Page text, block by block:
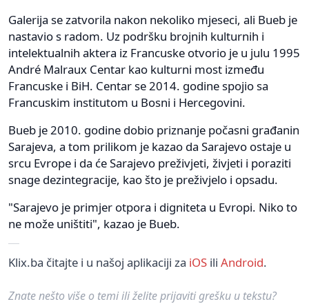
Galerija se zatvorila nakon nekoliko mjeseci, ali Bueb je
nastavio s radom. Uz podršku brojnih kulturnih i
intelektualnih aktera iz Francuske otvorio je u julu 1995
André Malraux Centar kao kulturni most između
Francuske i BiH. Centar se 2014. godine spojio sa
Francuskim institutom u Bosni i Hercegovini.
Bueb je 2010. godine dobio priznanje počasni građanin
Sarajeva, a tom prilikom je kazao da Sarajevo ostaje u
srcu Evrope i da će Sarajevo preživjeti, živjeti i poraziti
snage dezintegracije, kao što je preživjelo i opsadu.
"Sarajevo je primjer otpora i digniteta u Evropi. Niko to
ne može uništiti", kazao je Bueb.
Klix.ba čitajte i u našoj aplikaciji za iOS ili Android.
Znate nešto više o temi ili želite prijaviti grešku u tekstu?